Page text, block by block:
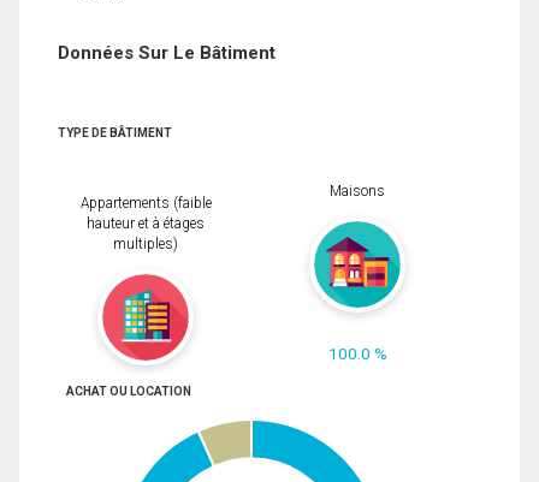
Données Sur Le Bâtiment
TYPE DE BÂTIMENT
Appartements (faible
hauteur et à étages
multiples)
Maisons
100.0 %
ACHAT OU LOCATION